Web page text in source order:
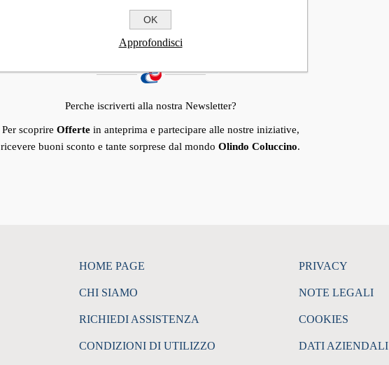
Perche iscriverti alla nostra Newsletter?
Per scoprire Offertein anteprima e partecipare alle nostre iniziative,
ricevere buoni sconto e tante sorprese dal mondo Olindo Coluccino.
HOME PAGE
CHI SIAMO
RICHIEDI ASSISTENZA
CONDIZIONI DI UTILIZZO
PRIVACY
NOTE LEGALI
COOKIES
DATI AZIENDALI
OK
Approfondisci